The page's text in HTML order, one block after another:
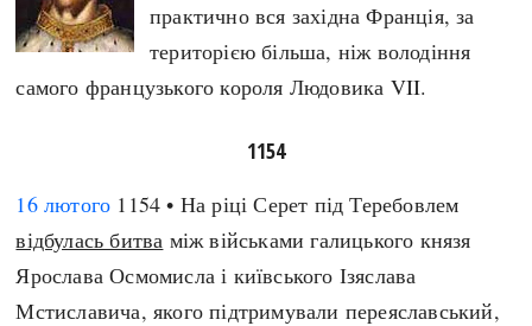
практично вся західна Франція, за
територією більша, ніж володіння
самого французького короля Людовика VII.
1154
16 лютого 1154 • На ріці Серет під Теребовлем
відбулась битва між військами галицького князя
Ярослава Осмомисла і київського Ізяслава
Мстиславича, якого підтримували переяславський,